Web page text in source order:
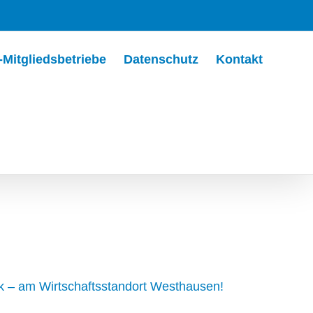
Mitgliedsbetriebe Datenschutz Kontakt
– am Wirtschaftsstandort Westhausen!